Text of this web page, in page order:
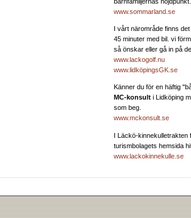
www.sommarland.se
I vårt närområde finns
45 minuter med bil. vi
så önskar eller gå in på
www.lackogolf.nu
www.lidköpingsGK.se
Känner du för en häftig
MC-konsult i Lidköping
som beg.
www.mckonsult.se
I Läckö-kinnekulletrakten
turismbolagets hemsida
www.lackokinnekulle.se